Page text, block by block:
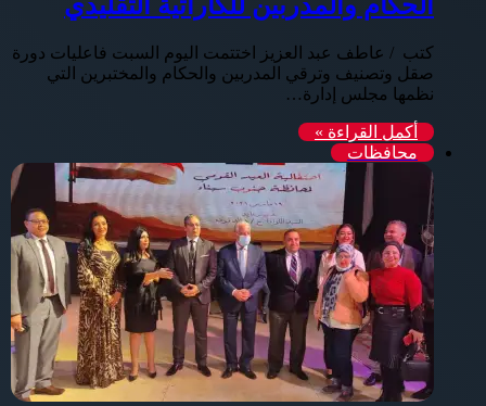
الحكام والمدربين للكاراتية التقليدي
كتب / عاطف عبد العزيز اختتمت اليوم السبت فاعليات دورة
صقل وتصنيف وترقي المدربين والحكام والمختبرين التي
نظمها مجلس إدارة…
أكمل القراءة »
محافظات